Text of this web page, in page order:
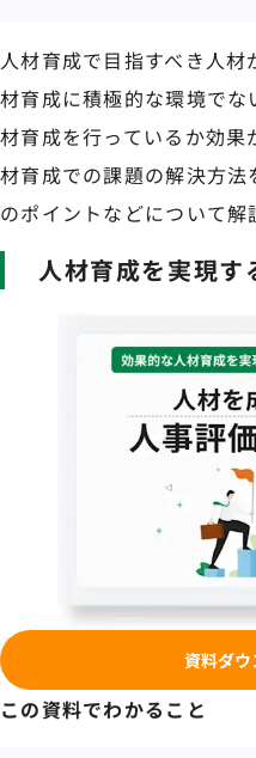
人材育成で目指すべき人
材育成に積極的な環境で
材育成を行っているか効
材育成での課題の解決方
のポイントなどについて解
人材育成を実現す
資料ダウ
この資料でわかること